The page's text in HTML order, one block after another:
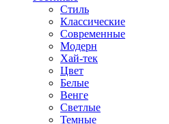
Стиль
Классические
Современные
Модерн
Хай-тек
Цвет
Белые
Венге
Светлые
Темные